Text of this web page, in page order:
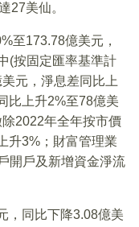
27美仙。
至173.78億美元，
(按固定匯率基準計
元，淨息差同比上
比上升2%至78億美
2022年全年按市價
升3%；財富管理業
開戶及新增資金淨流
，同比下降3.08億美